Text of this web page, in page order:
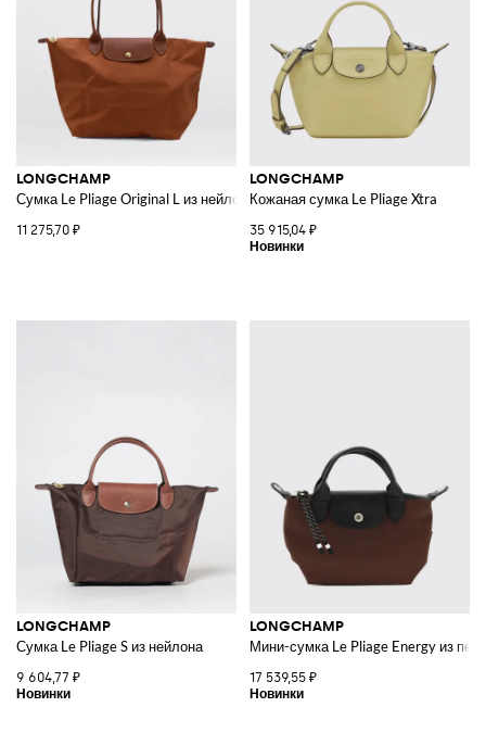
LONGCHAMP
Сумка Le Pliage Original L из нейлона
11 275,70 ₽
LONGCHAMP
Кожаная сумка Le Pliage Xtra
35 915,04 ₽
LONGCHAMP
Сумка Le Pliage S из нейлона
9 604,77 ₽
LONGCHAMP
Мини-сумка Le Pliage Energy из
17 539,55 ₽